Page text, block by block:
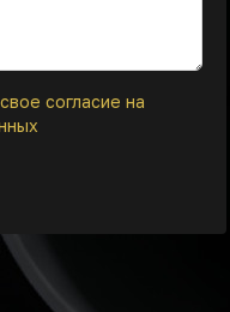
свое согласие на